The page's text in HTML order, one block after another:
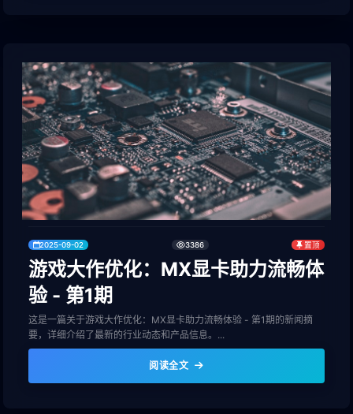
2025-09-02 3386 置顶
游戏大作优化：MX显卡助力流畅体
验 - 第1期
这是一篇关于游戏大作优化：MX显卡助力流畅体验 - 第1期的新闻摘
要，详细介绍了最新的行业动态和产品信息。...
阅读全文